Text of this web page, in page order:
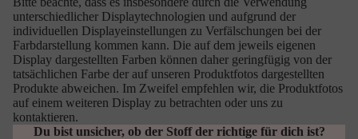
unterschiedlicher Displaytechnologien und aufgrund der
individuellen Displayeinstellungen zu Verfälschungen bei der
Farbdarstellung kommen kann. Die auf dem jeweils eigenen
Display dargestellten Farben können daher geringfügig von der
tatsächlichen Farbe der auf unseren Produktfotos dargestellten
Produkte abweichen. Im Zweifel empfehlen wir, die Produktfotos
auf einem weiteren Display zu betrachten oder uns zu
kontaktieren.
Du bist unsicher, ob der Stoff der richtige für dich ist?